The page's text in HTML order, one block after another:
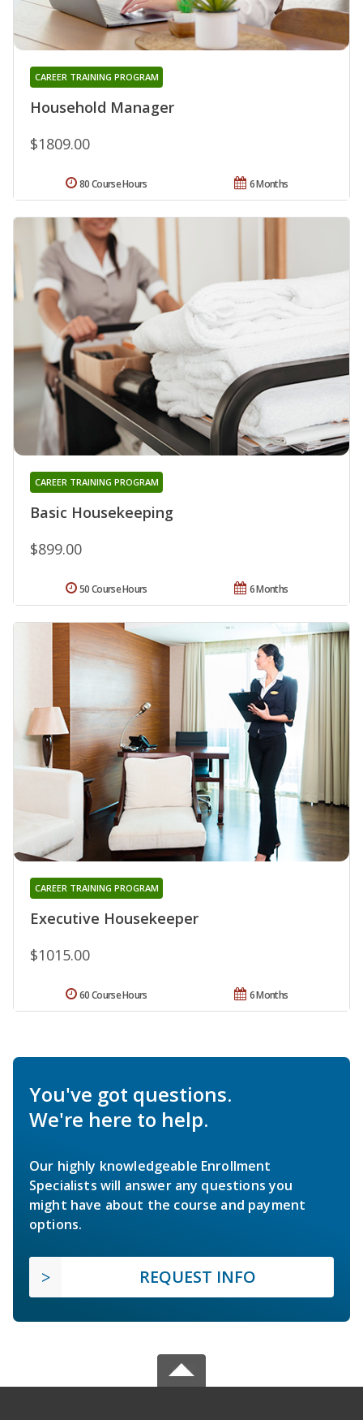
Household Manager
CAREER TRAINING PROGRAM
$1809.00
6 Months
80 Course Hours
Basic Housekeeping
CAREER TRAINING PROGRAM
$899.00
6 Months
50 Course Hours
Executive Housekeeper
CAREER TRAINING PROGRAM
$1015.00
6 Months
60 Course Hours
You've got questions.
We're here to help.
Our highly knowledgeable Enrollment
Specialists will answer any questions you
might have about the course and payment
options.
REQUEST INFO